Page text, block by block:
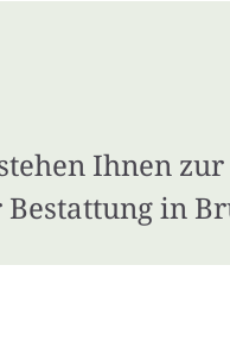
Ihnen zur
Bestattung in